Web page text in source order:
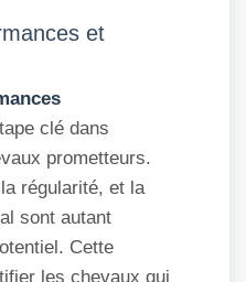
et
clé dans
prometteurs.
régularité, et la
sont autant
Cette
les chevaux qui